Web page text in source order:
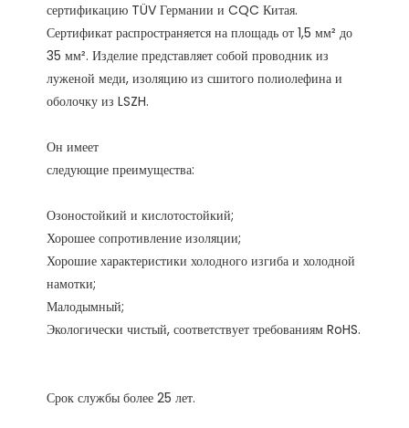
сертификацию TÜV Германии и CQC Китая.
Сертификат распространяется на площадь от 1,5 мм² до
35 мм². Изделие представляет собой проводник из
луженой меди, изоляцию из сшитого полиолефина и
Озоностойкий и кислотостойкий;
Хорошее сопротивление изоляции;
Хорошие характеристики холодного изгиба и холодной
намотки;
Малодымный;